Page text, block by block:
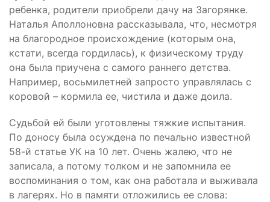
ребенка, родители приобрели дачу на Загорянке.
Наталья Аполлоновна рассказывала, что, несмотря
на благородное происхождение (которым она,
кстати, всегда гордилась), к физическому труду
она была приучена с самого раннего детства.
Например, восьмилетней запросто управлялась с
коровой – кормила ее, чистила и даже доила.
Судьбой ей были уготовлены тяжкие испытания.
По доносу была осуждена по печально известной
58-й статье УК на 10 лет. Очень жалею, что не
записала, а потому толком и не запомнила ее
воспоминания о том, как она работала и выживала
в лагерях. Но в памяти отложились ее слова: